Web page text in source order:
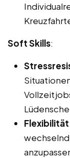
Soft Skills:
Flexibilität